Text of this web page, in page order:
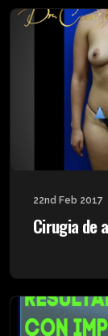
22nd Feb 2017
Cirugia de